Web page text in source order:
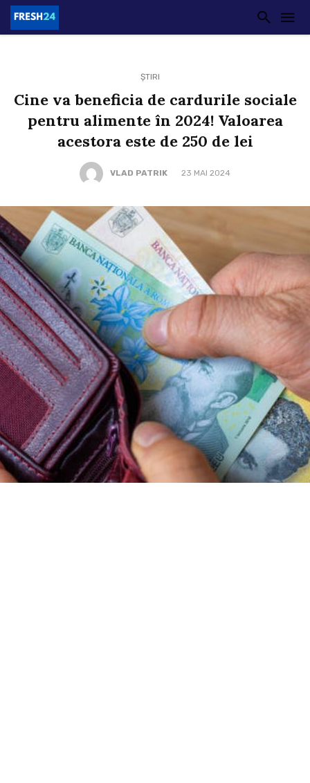
ȘTIRI
Cine va beneficia de cardurile sociale
pentru alimente în 2024! Valoarea
acestora este de 250 de lei
VLAD PATRIK 23 MAI 2024